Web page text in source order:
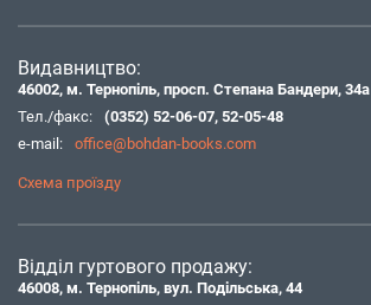
Видавництво:
46002, м. Тернопіль, просп. Степана Бандери, 34а
Тел./факс:
(0352) 52-06-07, 52-05-48
e-mail:
office@bohdan-books.com
Схема проїзду
Відділ гуртового продажу:
46008, м. Тернопіль, вул. Подільська, 44